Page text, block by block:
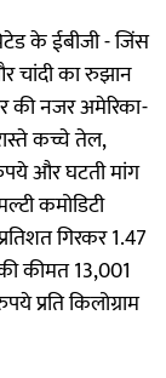
के ईबीजी - जिंस
चांदी का रुझान
की नजर अमेरिका-
कच्चे तेल,
और घटती मांग
कमोडिटी
गिरकर 1.47
कीमत 13,001
प्रति किलोग्राम